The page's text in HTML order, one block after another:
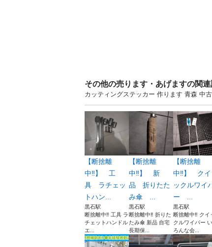
その他の売ります・あげますの関
カッティングステッカー 作ります 青森 中
【断捨離
中‼️】 工
具 ラチェッ
トハン...
黒石駅
断捨離中‼️ 工具 ラ
チェットハンドル
エ...
【断捨離
中‼️】 新
品 折りたた
み傘 ...
黒石駅
断捨離中‼️ 折りた
たみ傘 新品 自宅
長期保...
【断捨離
中‼️】 クイ
ックルワイ
ー ...
黒石駅
断捨離中‼️ クイ
クルワイパー い
ろんな会...